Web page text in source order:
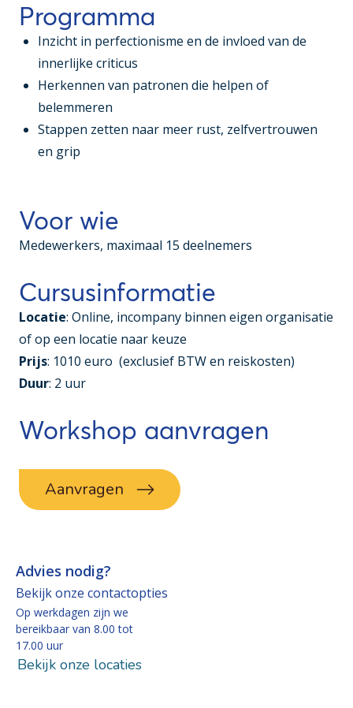
Programma
Inzicht in perfectionisme en de invloed van de
innerlijke criticus
Herkennen van patronen die helpen of
belemmeren
Stappen zetten naar meer rust, zelfvertrouwen
en grip
Voor wie
Medewerkers, maximaal 15 deelnemers
Cursusinformatie
Locatie: Online, incompany binnen eigen organisatie
of op een locatie naar keuze
Prijs: 1010 euro (exclusief BTW en reiskosten)
Duur: 2 uur
Workshop aanvragen
Aanvragen
Advies nodig?
Bekijk onze contactopties
Op werkdagen zijn we
bereikbaar van 8.00 tot
17.00 uur
Bekijk onze locaties